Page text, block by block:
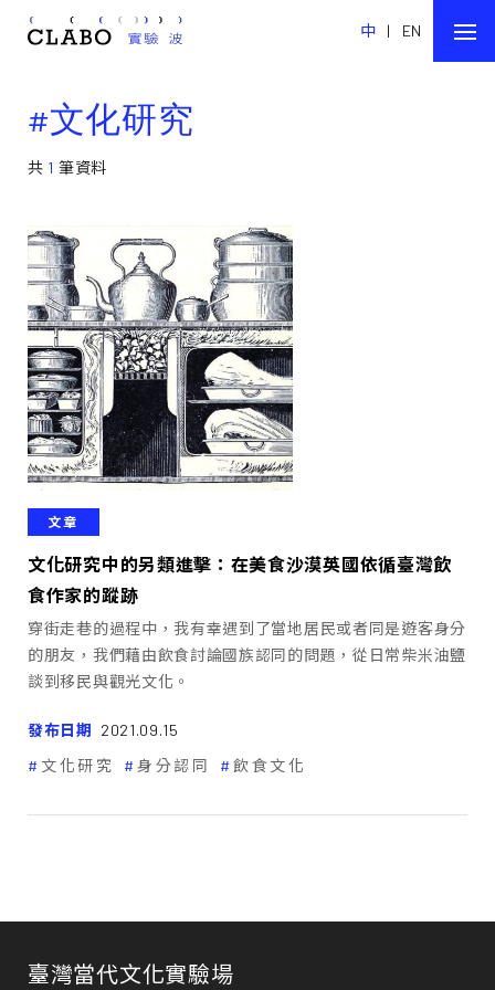
中 | EN
#文化研究
共 1 筆資料
文章
文化研究中的另類進擊：在美食沙漠英國依循臺灣飲
食作家的蹤跡
穿街走巷的過程中，我有幸遇到了當地居民或者同是遊客身分
的朋友，我們藉由飲食討論國族認同的問題，從日常柴米油鹽
談到移民與觀光文化。
發布日期 2021.09.15
文化研究
身分認同 飲食文化
臺灣當代文化實驗場